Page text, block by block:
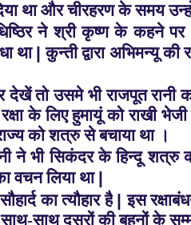
था और चीरहरण के समय
ने श्री कृष्ण के कहने पर
था |कुन्ती द्वारा अभिमन्यू
देखें तो उसमे भी राजपूत रानी
के लिए हुमायूं को राखी
को शत्रु से बचाया था ।
ने भी सिकंदर के हिन्दू शत्रु
वचन लिया था |
का त्यौहार है |इस
साथ दूसरों की बहनों के